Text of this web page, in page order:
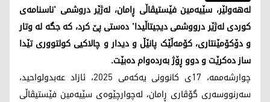
لەهەولێر، سێیەمین فێستیڤاڵی ڕامان، لەژێر دروشمی 'ناسنامەی
کوردی لەژێر درووشمی دیجیتاڵیدا' دەستی پێ کرد، کە جگە لە وتار
و دۆکۆمێنتاری، کۆمەڵێک پانێڵ و دیدار و چالاکیی کولتووری تێدا
ساز دەکرێت و دوو ڕۆژ بەردەوام دەبێت.
چوارشەممە، 17ی کانوونی یەکەمی 2025، ئازاد عەبدولواحید،
سەرنووسەری گۆڤاری ڕامان، لەچوارچێوەی سێیەمین فێستیڤاڵی